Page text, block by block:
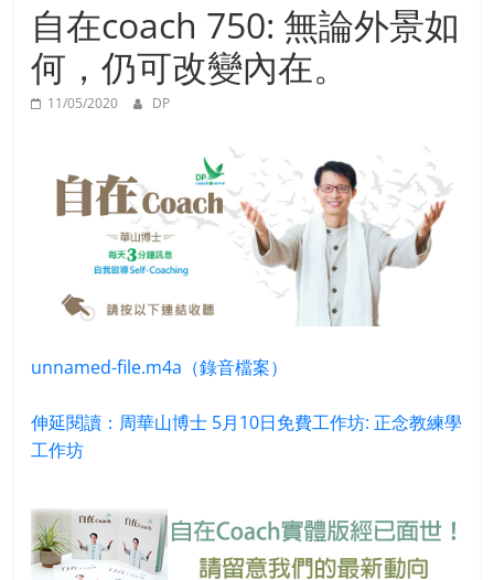
自在coach 750: 無論外景如
何，仍可改變內在。
11/05/2020 DP
unnamed-file.m4a（錄音檔案）
伸延閱讀：周華山博士 5月10日免費工作坊: 正念教練學
工作坊